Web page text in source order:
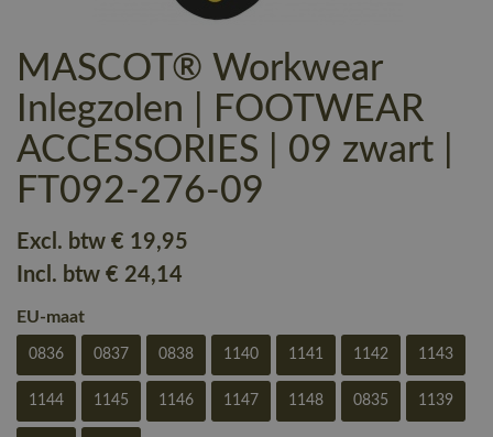
MASCOT® Workwear
Inlegzolen | FOOTWEAR
ACCESSORIES | 09 zwart |
FT092-276-09
Excl. btw € 19,95
Incl. btw € 24,14
EU-maat
0836 0837 0838 1140 1141 1142 1143
1144 1145 1146 1147 1148 0835 1139